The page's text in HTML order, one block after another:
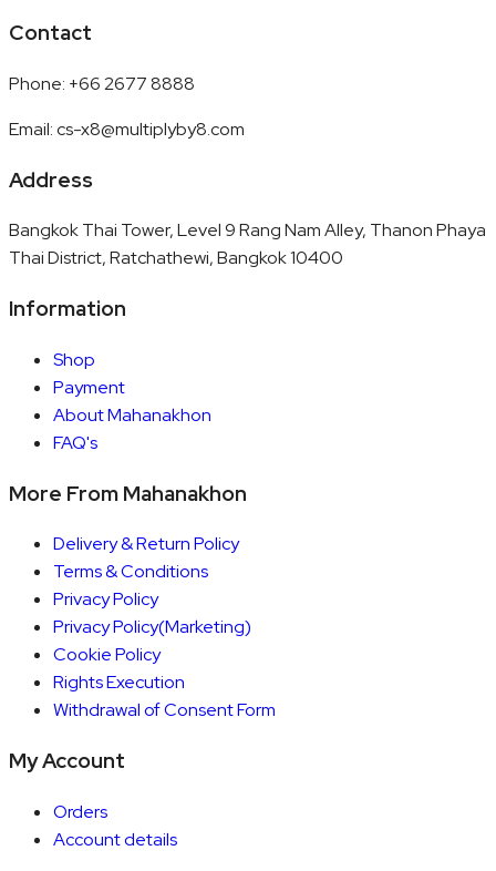
Contact
Phone: +66 2677 8888
Email:cs-x8@multiplyby8.com
Address
Bangkok Thai Tower, Level 9 Rang Nam Alley, Thanon Phaya
Thai District, Ratchathewi, Bangkok 10400
Information
Shop
Payment
About Mahanakhon
FAQ's
More From Mahanakhon
Delivery & Return Policy
Terms & Conditions
Privacy Policy
Privacy Policy(Marketing)
Cookie Policy
Rights Execution
Withdrawal of Consent Form
My Account
Orders
Account details